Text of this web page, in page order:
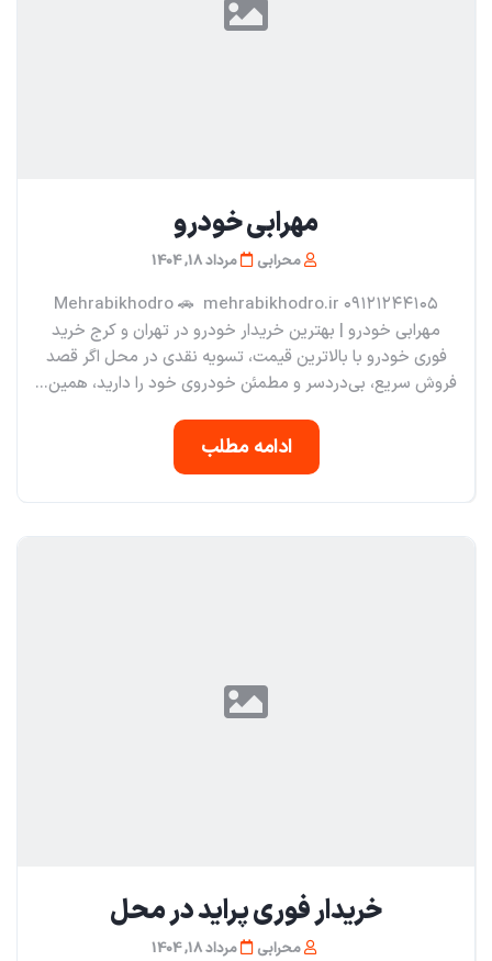
مهرابی خودرو
محرابی مرداد 18, 1404
Mehrabikhodro 🚗 mehrabikhodro.ir ۰۹۱۲۱۲۴۴۱۰۵
مهرابی خودرو | بهترین خریدار خودرو در تهران و کرج خرید
فوری خودرو با بالاترین قیمت، تسویه نقدی در محل اگر قصد
فروش سریع، بی‌دردسر و مطمئن خودروی خود را دارید، همین...
ادامه مطلب
خریدار فوری پراید در محل
محرابی مرداد 18, 1404